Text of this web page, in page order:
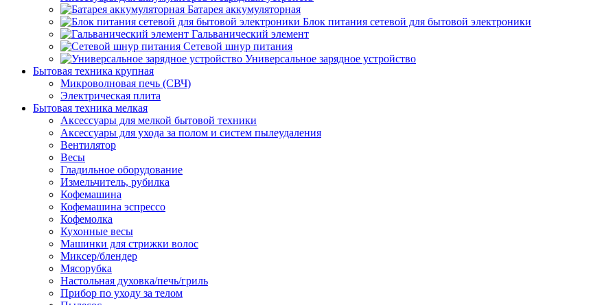
Батарея аккумуляторная
Блок питания сетевой для бытовой электроники
Гальванический элемент
Сетевой шнур питания
Универсальное зарядное устройство
Бытовая техника крупная
Микроволновая печь (СВЧ)
Электрическая плита
Бытовая техника мелкая
Аксессуары для мелкой бытовой техники
Аксессуары для ухода за полом и систем пылеудаления
Вентилятор
Весы
Гладильное оборудование
Измельчитель, рубилка
Кофемашина
Кофемашина эспрессо
Кофемолка
Кухонные весы
Машинки для стрижки волос
Миксер/блендер
Мясорубка
Настольная духовка/печь/гриль
Прибор по уходу за телом